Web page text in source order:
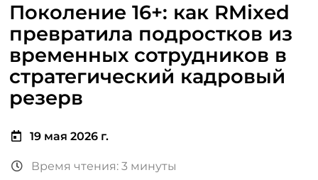
Поколение 16+: как RMixed
превратила подростков из
временных сотрудников в
стратегический кадровый
резерв
19 мая 2026 г.
Время чтения: 3 минуты